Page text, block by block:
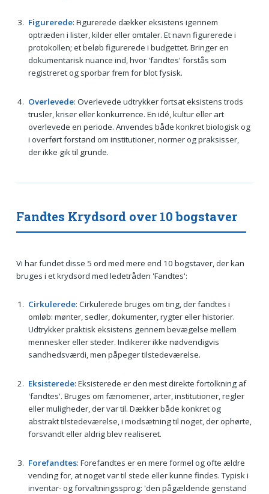
Figurerede: Figurerede dækker eksistens igennem
optræden i lister, kilder eller omtaler. Et navn figurerede i
protokollen; et beløb figurerede i budgettet. Bringer en
dokumentarisk nuance ind, hvor 'fandtes' forstås som
registreret og sporbar frem for blot fysisk.
Overlevede: Overlevede udtrykker fortsat eksistens trods
trusler, kriser eller konkurrence. En idé, kultur eller art
overlevede en periode. Anvendes både konkret biologisk og
i overført forstand om institutioner, normer og praksisser,
der ikke gik til grunde.
Fandtes Krydsord over 10 bogstaver
Vi har fundet disse 5 ord med mere end 10 bogstaver, der kan
bruges i et krydsord med ledetråden 'Fandtes':
Cirkulerede: Cirkulerede bruges om ting, der fandtes i
omløb: mønter, sedler, dokumenter, rygter eller historier.
Udtrykker praktisk eksistens gennem bevægelse mellem
mennesker eller steder. Indikerer ikke nødvendigvis
sandhedsværdi, men påpeger tilstedeværelse.
Eksisterede: Eksisterede er den mest direkte fortolkning af
'fandtes'. Bruges om fænomener, arter, institutioner, regler
eller muligheder, der var til. Dækker både konkret og
abstrakt tilstedeværelse, i modsætning til noget, der ophørte,
forsvandt eller aldrig blev realiseret.
Forefandtes: Forefandtes er en mere formel og ofte ældre
vending for, at noget var til stede eller kunne findes. Typisk i
inventar- og forvaltningssprog: 'den pågældende genstand